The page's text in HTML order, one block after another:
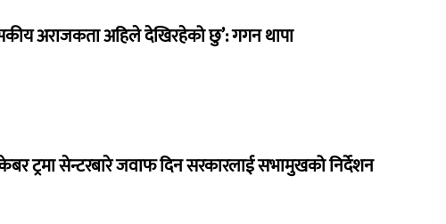
अराजकता अहिले देखिरहेको छु’: गगन थापा
ट्रमा सेन्टरबारे जवाफ दिन सरकारलाई सभामुखको निर्देशन